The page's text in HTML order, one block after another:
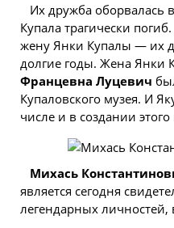
Их дружба оборвалась
Купала трагически
жену Янки Купалы — их
долгие годы. Жена Янки
Францевна Луцевич
Купаловского музея. И
числе и в создании этого
Михась
является сегодня
легендарных личностей,